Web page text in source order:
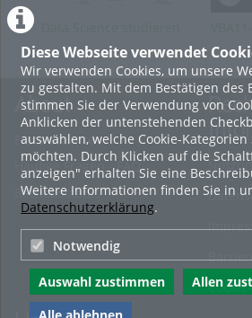
Diese Webseite verwendet
Wir verwenden Cookies, um unsere
zu gestalten. Mit dem Bestätigen des
stimmen Sie der Verwendung von
Anklicken der untenstehenden
auswählen, welche Cookie-Kategorien
möchten. Durch Klicken auf die
anzeigen" erhalten Sie eine
Weitere Informationen finden Sie in
Datenschutzerklärung.
Notwendig
Auswahl zustimmen
Allen
an der Westsächsischen
Hochschule Zwickau
von
About
Erste Schritte
Häufige Fragen - FAQ
Betriebsstatus